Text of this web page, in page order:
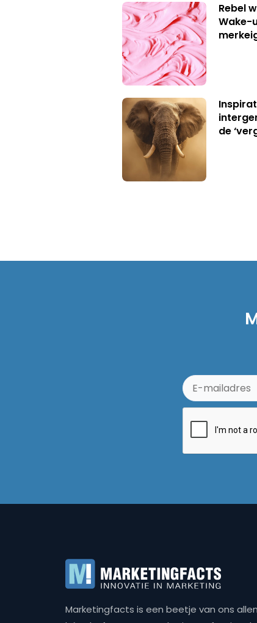
Rebel
Wake-
de
Marketingfacts is een beetje van ons